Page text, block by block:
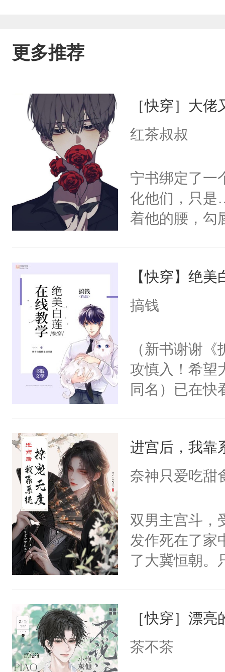
更多推荐
［快穿］大
红茶叔叔
宁书绑定了一
化他们，只是
着他的腰，勾
来，给老公
用力——为你
【快穿】绝
搞钱
（新书谢谢
攻慎入！希望
同名）已在快
成为所有白莲
I，他们决定
莲花可不止有
点脑袋，看着
常见问题一：
教科书版：“
母的微笑：“
留看着面前
人，突然醒悟
进宫后，我靠
奈神只爱吃甜
双男主宫斗，
发作死在了家
了大冀恒朝。
惜被人暗害
绝。主神知晓
［快穿］漂
茶不茶